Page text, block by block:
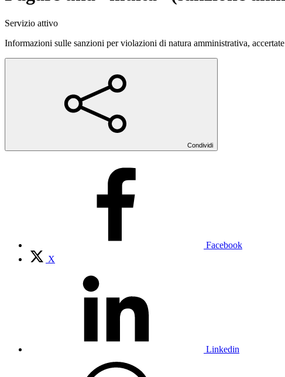
Servizio attivo
Informazioni sulle sanzioni per violazioni di natura amministrativa,
Condividi
Facebook
X
Linkedin